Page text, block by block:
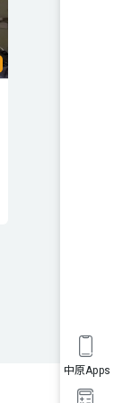
中原Apps